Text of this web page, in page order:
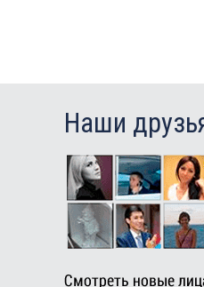
Наши